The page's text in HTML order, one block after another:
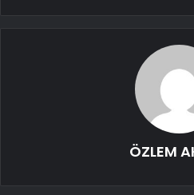
ÖZLEM